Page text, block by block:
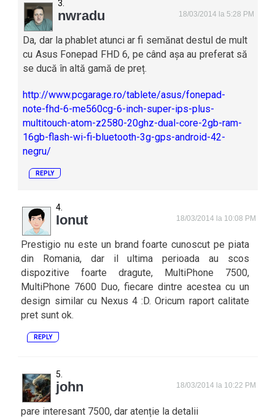
nwradu 18/03/2014 la 5:28 PM
Da, dar la phablet atunci ar fi semănat destul de mult
cu Asus Fonepad FHD 6, pe când așa au preferat să
se ducă în altă gamă de preț.
http://www.pcgarage.ro/tablete/asus/fonepad-
note-fhd-6-me560cg-6-inch-super-ips-plus-
multitouch-atom-z2580-20ghz-dual-core-2gb-ram-
16gb-flash-wi-fi-bluetooth-3g-gps-android-42-
negru/
REPLY
Ionut 18/03/2014 la 10:08 PM
Prestigio nu este un brand foarte cunoscut pe piata
din Romania, dar il ultima perioada au scos
dispozitive foarte dragute, MultiPhone 7500,
MultiPhone 7600 Duo, fiecare dintre acestea cu un
design similar cu Nexus 4 :D. Oricum raport calitate
pret sunt ok.
REPLY
john 18/03/2014 la 10:22 PM
pare interesant 7500, dar atenție la detalii